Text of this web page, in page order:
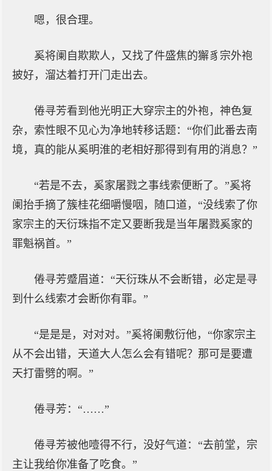
嗯，很合理。
奚将阑自欺欺人，又找了件盛焦的獬豸宗外袍
披好，溜达着打开门走出去。
倦寻芳看到他光明正大穿宗主的外袍，神色复
杂，索性眼不见心为净地转移话题：“你们此番去南
境，真的能从奚明淮的老相好那得到有用的消息？”
“若是不去，奚家屠戮之事线索便断了。”奚将
阑抬手摘了簇桂花细嚼慢咽，随口道，“没线索了你
家宗主的天衍珠指不定又要断我是当年屠戮奚家的
罪魁祸首。”
倦寻芳蹙眉道：“天衍珠从不会断错，必定是寻
到什么线索才会断你有罪。”
“是是是，对对对。”奚将阑敷衍他，“你家宗主
从不会出错，天道大人怎么会有错呢？那可是要遭
天打雷劈的啊。”
倦寻芳：“……”
倦寻芳被他噎得不行，没好气道：“去前堂，宗
主让我给你准备了吃食。”